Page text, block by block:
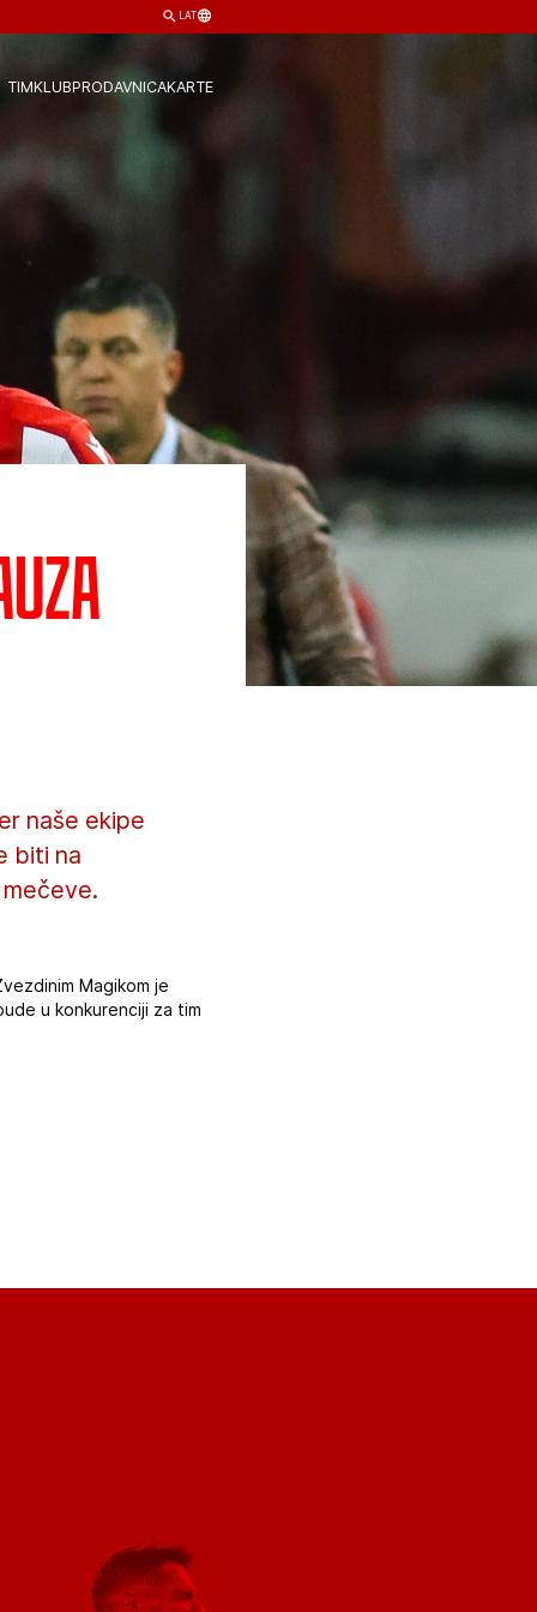
LAT
TIMKLUBPRODAVNICAKARTE
naše ekipe
biti na
Magikom je
u konkurenciji za tim